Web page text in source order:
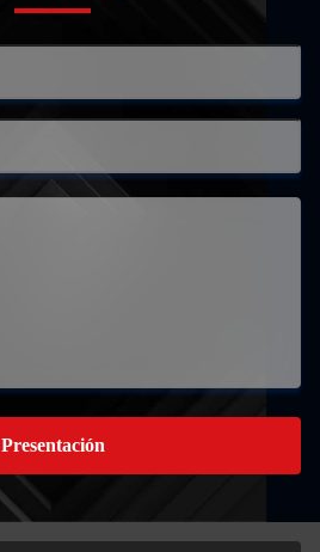
Presentación